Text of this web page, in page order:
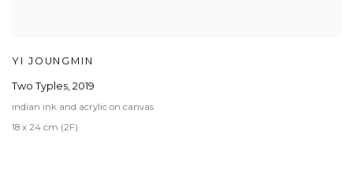
YI JOUNGMIN
Two Typles, 2019
indian ink and acrylic on canvas
18 x 24 cm (2F)